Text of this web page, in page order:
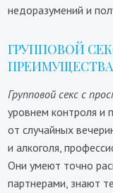
недоразумений и
ГРУППОВОЙ
Групповой секс с
уровнем контроля и
от случайных
и алкоголя,
Они умеют точно
партнерами, знают